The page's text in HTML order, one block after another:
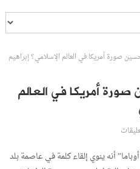
صورة أمريكا في العالم الإسلامي؟ إبراهيم
أمريكا في العالم
أنه ينوي إلقاء كلمة في عاصمة بلد